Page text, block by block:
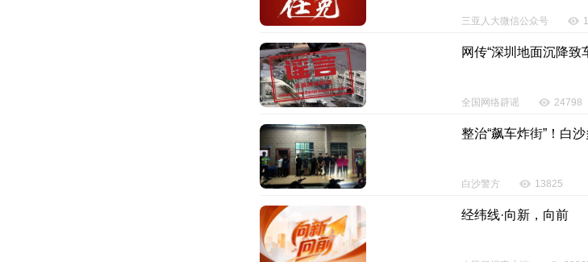
钱教授 团队高效完成了一系列复杂的肿瘤切
就此止步。
此后，符先生分别于
2020年和2023年，确诊
多学科综合治疗 成功降服“癌魔”
像他这种情况，能活两年就不错了。他非常害怕
成年孩子……
三亚人大微信公众号
网传“深圳地面沉降致
全国网络辟谣 24798
整治“飙车炸街”！白
白沙警方 13825
经纬线·向新，向前